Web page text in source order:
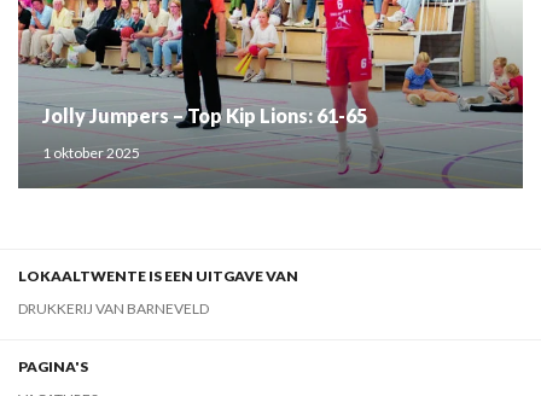
Jolly Jumpers – Top Kip Lions: 61-65
1 oktober 2025
LOKAALTWENTE IS EEN UITGAVE VAN
DRUKKERIJ VAN BARNEVELD
PAGINA'S